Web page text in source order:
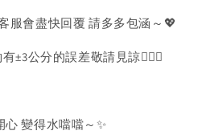
服會盡快回覆 請多多包涵～💖
±3公分的誤差敬請見諒🙇🏻‍♀️
變得水噹噹～✨